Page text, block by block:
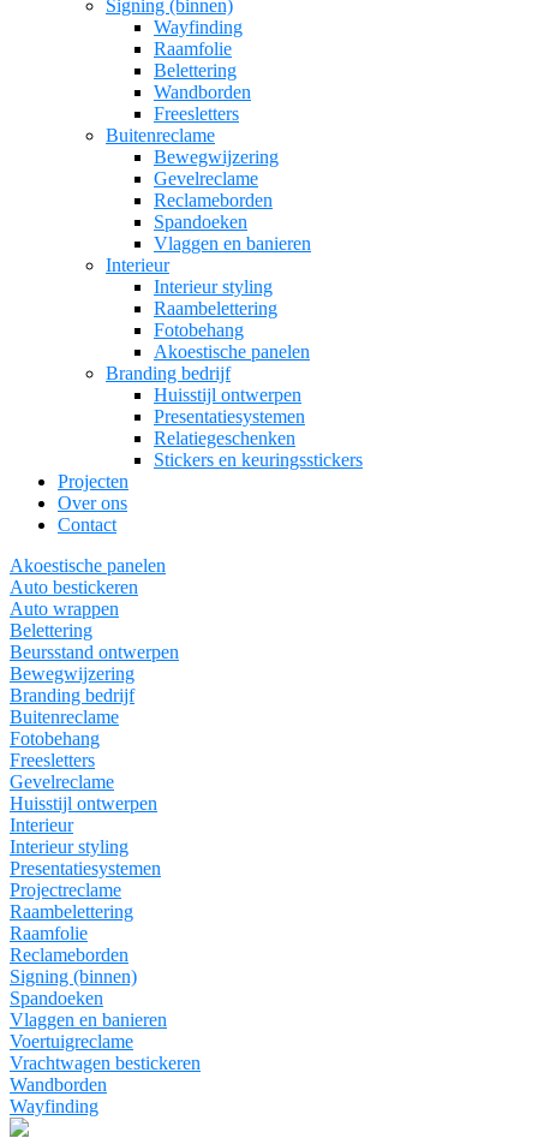
Signing (binnen)
Wayfinding
Raamfolie
Belettering
Wandborden
Freesletters
Buitenreclame
Bewegwijzering
Gevelreclame
Reclameborden
Spandoeken
Vlaggen en banieren
Interieur
Interieur styling
Raambelettering
Fotobehang
Akoestische panelen
Branding bedrijf
Huisstijl ontwerpen
Presentatiesystemen
Relatiegeschenken
Stickers en keuringsstickers
Projecten
Over ons
Contact
Akoestische panelen
Auto bestickeren
Auto wrappen
Belettering
Beursstand ontwerpen
Bewegwijzering
Branding bedrijf
Buitenreclame
Fotobehang
Freesletters
Gevelreclame
Huisstijl ontwerpen
Interieur
Interieur styling
Presentatiesystemen
Projectreclame
Raambelettering
Raamfolie
Reclameborden
Signing (binnen)
Spandoeken
Vlaggen en banieren
Voertuigreclame
Vrachtwagen bestickeren
Wandborden
Wayfinding